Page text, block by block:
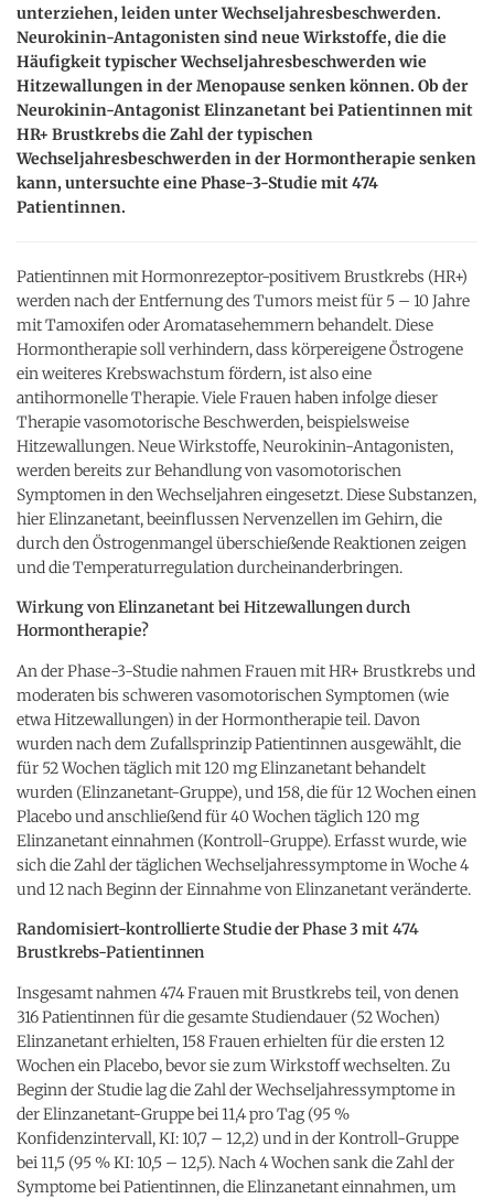
unterziehen, leiden unter Wechseljahresbeschwerden.
Neurokinin-Antagonisten sind neue Wirkstoffe, die die
Häufigkeit typischer Wechseljahresbeschwerden wie
Hitzewallungen in der Menopause senken können. Ob der
Neurokinin-Antagonist Elinzanetant bei Patientinnen mit
HR+ Brustkrebs die Zahl der typischen
Wechseljahresbeschwerden in der Hormontherapie senken
kann, untersuchte eine Phase-3-Studie mit 474
Patientinnen.
Patientinnen mit Hormonrezeptor-positivem Brustkrebs (HR+)
werden nach der Entfernung des Tumors meist für 5 – 10 Jahre
mit Tamoxifen oder Aromatasehemmern behandelt. Diese
Hormontherapie soll verhindern, dass körpereigene Östrogene
ein weiteres Krebswachstum fördern, ist also eine
antihormonelle Therapie. Viele Frauen haben infolge dieser
Therapie vasomotorische Beschwerden, beispielsweise
Hitzewallungen. Neue Wirkstoffe, Neurokinin-Antagonisten,
werden bereits zur Behandlung von vasomotorischen
Symptomen in den Wechseljahren eingesetzt. Diese Substanzen,
hier Elinzanetant, beeinflussen Nervenzellen im Gehirn, die
durch den Östrogenmangel überschießende Reaktionen zeigen
und die Temperaturregulation durcheinanderbringen.
Wirkung von Elinzanetant bei Hitzewallungen durch
Hormontherapie?
An der Phase-3-Studie nahmen Frauen mit HR+ Brustkrebs und
moderaten bis schweren vasomotorischen Symptomen (wie
etwa Hitzewallungen) in der Hormontherapie teil. Davon
wurden nach dem Zufallsprinzip Patientinnen ausgewählt, die
für 52 Wochen täglich mit 120 mg Elinzanetant behandelt
wurden (Elinzanetant-Gruppe), und 158, die für 12 Wochen einen
Placebo und anschließend für 40 Wochen täglich 120 mg
Elinzanetant einnahmen (Kontroll-Gruppe). Erfasst wurde, wie
sich die Zahl der täglichen Wechseljahressymptome in Woche 4
und 12 nach Beginn der Einnahme von Elinzanetant veränderte.
Randomisiert-kontrollierte Studie der Phase 3 mit 474
Brustkrebs-Patientinnen
Insgesamt nahmen 474 Frauen mit Brustkrebs teil, von denen
316 Patientinnen für die gesamte Studiendauer (52 Wochen)
Elinzanetant erhielten, 158 Frauen erhielten für die ersten 12
Wochen ein Placebo, bevor sie zum Wirkstoff wechselten. Zu
Beginn der Studie lag die Zahl der Wechseljahressymptome in
der Elinzanetant-Gruppe bei 11,4 pro Tag (95 %
Konfidenzintervall, KI: 10,7 – 12,2) und in der Kontroll-Gruppe
bei 11,5 (95 % KI: 10,5 – 12,5). Nach 4 Wochen sank die Zahl der
Symptome bei Patientinnen, die Elinzanetant einnahmen, um